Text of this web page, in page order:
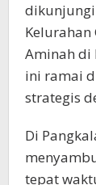
dikunjungi
Kelurahan
Aminah di
ini ramai
strategis
Di
tepat